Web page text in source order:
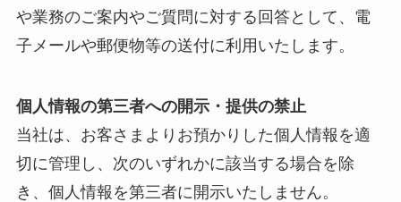
や業務のご案内やご質問に対する回答として、電
子メールや郵便物等の送付に利用いたします。
個人情報の第三者への開示・提供の禁止
当社は、お客さまよりお預かりした個人情報を適
切に管理し、次のいずれかに該当する場合を除
き、個人情報を第三者に開示いたしません。